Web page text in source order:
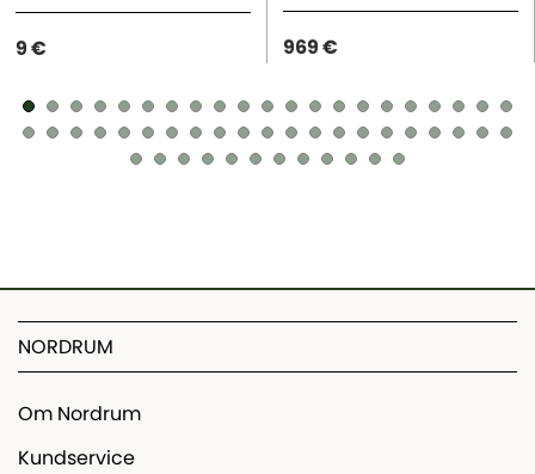
9 € 969 €
NORDRUM
Om Nordrum
Kundservice